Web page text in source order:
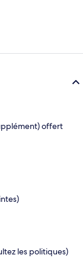
offert
les politiques)